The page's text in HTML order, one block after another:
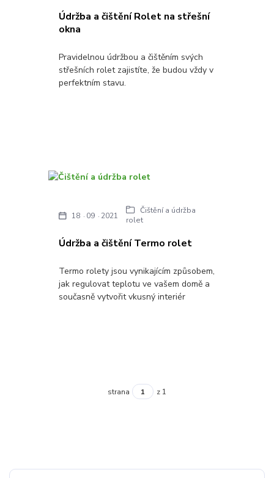
Údržba a čištění Rolet na střešní
okna
Pravidelnou údržbou a čištěním svých
střešních rolet zajistíte, že budou vždy v
perfektním stavu.
Údržba a čištění Termo rolet
18 09 2021
Čištění a údržba
rolet
Termo rolety jsou vynikajícím způsobem,
jak regulovat teplotu ve vašem domě a
současně vytvořit vkusný interiér
strana z 1